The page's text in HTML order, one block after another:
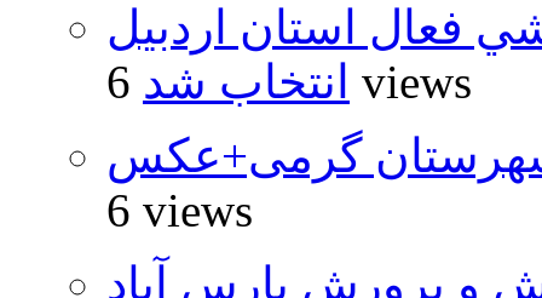
فعال استان اردبيل
انتخاب شد 6 views
گرمی+عکس
6 views
و پرورش پارس آباد